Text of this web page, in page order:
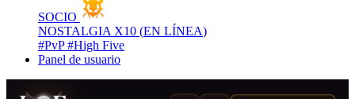
SOCIO
NOSTALGIA X10 (EN LÍNEA)
#PvP #High Five
Panel de usuario